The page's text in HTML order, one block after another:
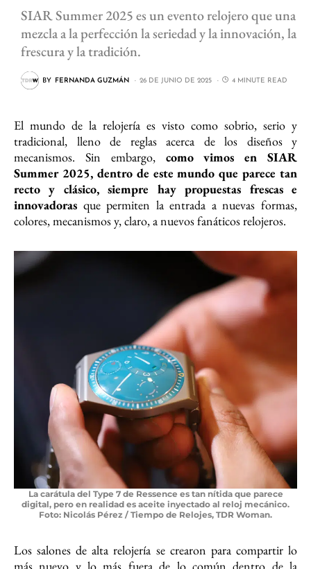
SIAR Summer 2025 es un evento relojero que una
mezcla a la perfección la seriedad y la innovación, la
frescura y la tradición.
BY FERNANDA GUZMÁN 26 DE JUNIO DE 2025 4 MINUTE READ
El mundo de la relojería es visto como sobrio, serio y
tradicional, lleno de reglas acerca de los diseños y
mecanismos. Sin embargo, como vimos en SIAR
Summer 2025, dentro de este mundo que parece tan
recto y clásico, siempre hay propuestas frescas e
innovadoras que permiten la entrada a nuevas formas,
colores, mecanismos y, claro, a nuevos fanáticos relojeros.
La carátula del Type 7 de Ressence es tan nítida que parece
digital, pero en realidad es aceite inyectado al reloj mecánico.
Foto: Nicolás Pérez / Tiempo de Relojes, TDR Woman.
Los salones de alta relojería se crearon para compartir lo
más nuevo y lo más fuera de lo común dentro de la